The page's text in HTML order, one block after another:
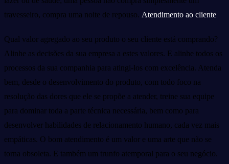
travesseiro, compra uma noite de repouso. Atendimento ao cliente
Qual valor agregado ao seu produto o seu cliente está comprando?
Alinhe as decisões da sua empresa a estes valores. E alinhe todos os
processos da sua companhia para atingi-los com excelência. Atenda
bem, desde o desenvolvimento do produto, com todo foco na
resolução das dores que ele se propõe a atender, treine sua equipe
para dominar toda a parte técnica necessária, bem como para
desenvolver habilidades de relacionamento humano, cada vez mais
empáticas. O bom atendimento é um valor e uma arte que não se
torna obsoleta. E também um trunfo atemporal para o seu negócio.